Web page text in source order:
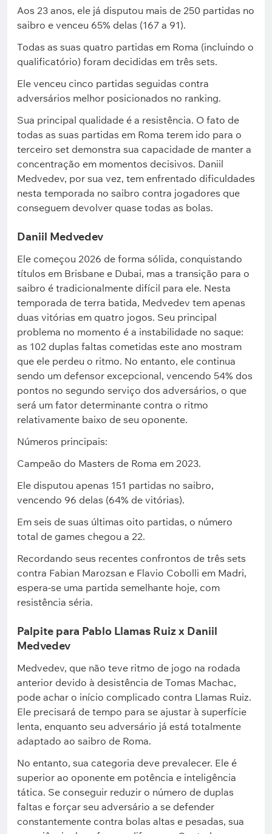
Aos 23 anos, ele já disputou mais de 250 partidas no
saibro e venceu 65% delas (167 a 91).
Todas as suas quatro partidas em Roma (incluindo o
qualificatório) foram decididas em três sets.
Ele venceu cinco partidas seguidas contra
adversários melhor posicionados no ranking.
Sua principal qualidade é a resistência. O fato de
todas as suas partidas em Roma terem ido para o
terceiro set demonstra sua capacidade de manter a
concentração em momentos decisivos. Daniil
Medvedev, por sua vez, tem enfrentado dificuldades
nesta temporada no saibro contra jogadores que
conseguem devolver quase todas as bolas.
Daniil Medvedev
Ele começou 2026 de forma sólida, conquistando
títulos em Brisbane e Dubai, mas a transição para o
saibro é tradicionalmente difícil para ele. Nesta
temporada de terra batida, Medvedev tem apenas
duas vitórias em quatro jogos. Seu principal
problema no momento é a instabilidade no saque:
as 102 duplas faltas cometidas este ano mostram
que ele perdeu o ritmo. No entanto, ele continua
sendo um defensor excepcional, vencendo 54% dos
pontos no segundo serviço dos adversários, o que
será um fator determinante contra o ritmo
relativamente baixo de seu oponente.
Números principais:
Campeão do Masters de Roma em 2023.
Ele disputou apenas 151 partidas no saibro,
vencendo 96 delas (64% de vitórias).
Em seis de suas últimas oito partidas, o número
total de games chegou a 22.
Recordando seus recentes confrontos de três sets
contra Fabian Marozsan e Flavio Cobolli em Madri,
espera-se uma partida semelhante hoje, com
resistência séria.
Palpite para Pablo Llamas Ruiz x Daniil
Medvedev
Medvedev, que não teve ritmo de jogo na rodada
anterior devido à desistência de Tomas Machac,
pode achar o início complicado contra Llamas Ruiz.
Ele precisará de tempo para se ajustar à superfície
lenta, enquanto seu adversário já está totalmente
adaptado ao saibro de Roma.
No entanto, sua categoria deve prevalecer. Ele é
superior ao oponente em potência e inteligência
tática. Se conseguir reduzir o número de duplas
faltas e forçar seu adversário a se defender
constantemente contra bolas altas e pesadas, sua